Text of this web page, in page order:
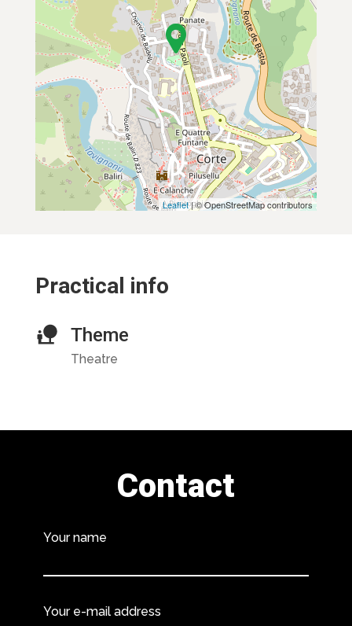
Leaflet| © OpenStreetMap contributors
Practical info
Theme
Theatre
Contact
Your name
Your e-mail address